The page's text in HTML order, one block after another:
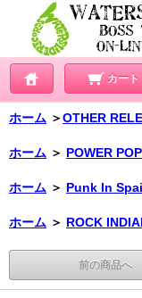
カート
ホーム ＞OTHER
ホーム ＞ POWER
ホーム ＞ Punk In
ホーム ＞ ROCK
前の商品へ